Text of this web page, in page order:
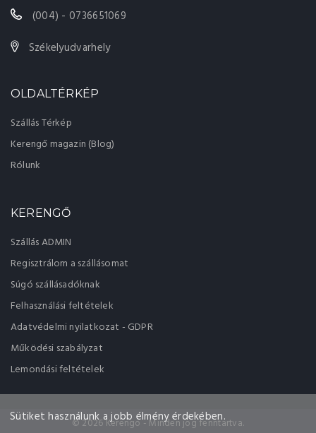
(004) - 0736651069
Székelyudvarhely
OLDALTÉRKÉP
Szállás Térkép
Kerengő magazin (Blog)
Rólunk
KERENGŐ
Szállás ADMIN
Regisztrálom a szállásomat
Súgó szállásadóknak
Felhasználási feltételek
Adatvédelmi nyilatkozat - GDPR
Működési szabályzat
Lemondási feltételek
© 2026 Kerengo - Minden jog fenntartva.
Sütiket használunk a jobb élmény érdekében.